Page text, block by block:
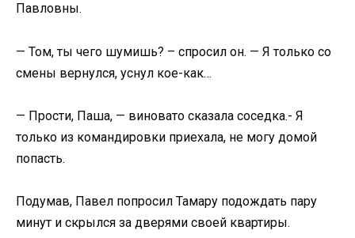
Павловны.
— Том, ты чего шумишь? – спросил он. — Я только со
смены вернулся, уснул кое-как…
— Прости, Паша, — виновато сказала соседка.- Я
только из командировки приехала, не могу домой
попасть.
Подумав, Павел попросил Тамару подождать пару
минут и скрылся за дверями своей квартиры.